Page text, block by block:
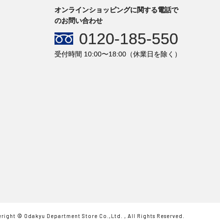
オンラインショッピングに関する電話で
のお問い合わせ
0120-185-550
受付時間 10:00〜18:00（休業日を除く）
© Odakyu Department Store Co.,Ltd. , All Rights Reserved.